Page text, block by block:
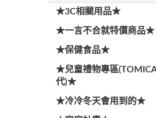
★3C相關用品★
★一言不合就特價商品★
★保健食品★
★兒童禮物專區
代)★
★冷冷冬天會用到的★